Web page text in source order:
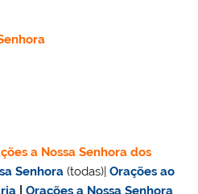
a Nossa Senhora dos
Senhora (todas)|Orações ao
|Orações a Nossa Senhora